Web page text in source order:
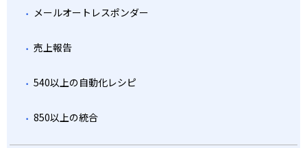
メールオートレスポンダー
売上報告
540以上の自動化レシピ
850以上の統合